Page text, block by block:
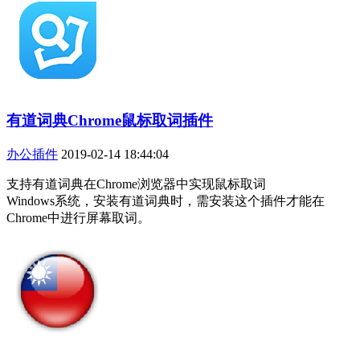
有道词典Chrome鼠标取词插件
办公插件 2019-02-14 18:44:04
支持有道词典在Chrome浏览器中实现鼠标取词
Windows系统，安装有道词典时，需安装这个插件才能在
Chrome中进行屏幕取词。